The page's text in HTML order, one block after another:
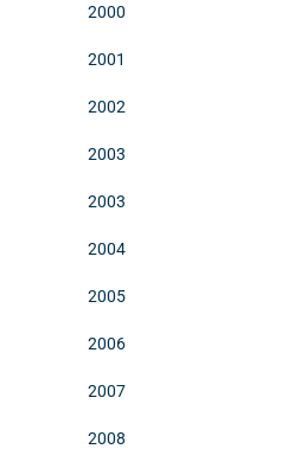
2000
2001
2002
2003
2003
2004
2005
2006
2007
2008